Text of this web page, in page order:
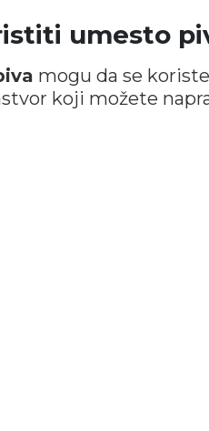
umesto
mogu da se
koji možete